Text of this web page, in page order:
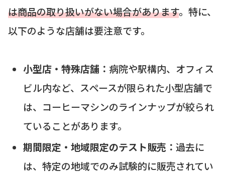
は商品の取り扱いがない場合があります。特に、
以下のような店舗は要注意です。
小型店・特殊店舗： 病院や駅構内、オフィス
ビル内など、スペースが限られた小型店舗で
は、コーヒーマシンのラインナップが絞られ
ていることがあります。
期間限定・地域限定のテスト販売： 過去に
は、特定の地域でのみ試験的に販売されてい